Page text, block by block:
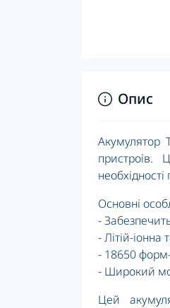
Опис
Акумулятор
пристроїв.
Основні
-
- Літій-іонна
- 18650
- Широкий
Цей